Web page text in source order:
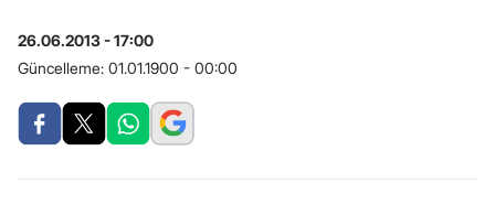
26.06.2013 - 17:00
Güncelleme: 01.01.1900 - 00:00